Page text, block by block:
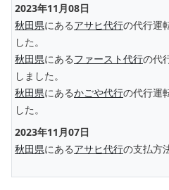
2023年11月08日
秋田県にあるアサヒ代行の代行運
した。
秋田県にあるファースト代行の代
しました。
秋田県にあるかごや代行の代行運
した。
2023年11月07日
秋田県にあるアサヒ代行の支払方